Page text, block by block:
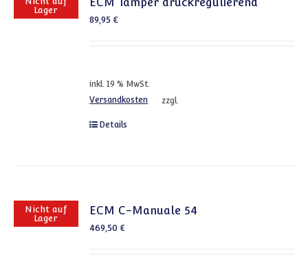
Lager
89,95€
inkl. 19 % MwSt.
zzgl.
Versandkosten
Details
Nicht auf
Lager
ECM C-Manuale 54
469,50€